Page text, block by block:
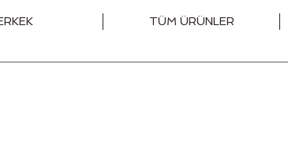
TÜM ÜRÜNLER